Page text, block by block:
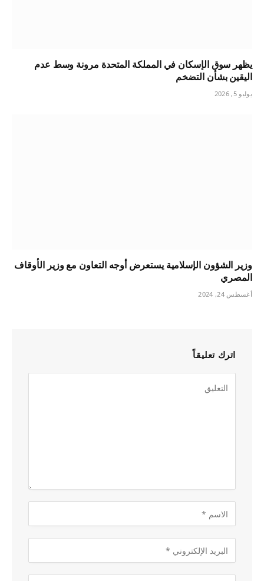
يظهر سوق الإسكان في المملكة المتحدة مرونة وسط عدم
اليقين بشأن التضخم
يوليو 5, 2026
وزير الشؤون الإسلامية يستعرض أوجه التعاون مع وزير الأوقاف
المصري
أغسطس 24, 2024
اترك تعليقاً